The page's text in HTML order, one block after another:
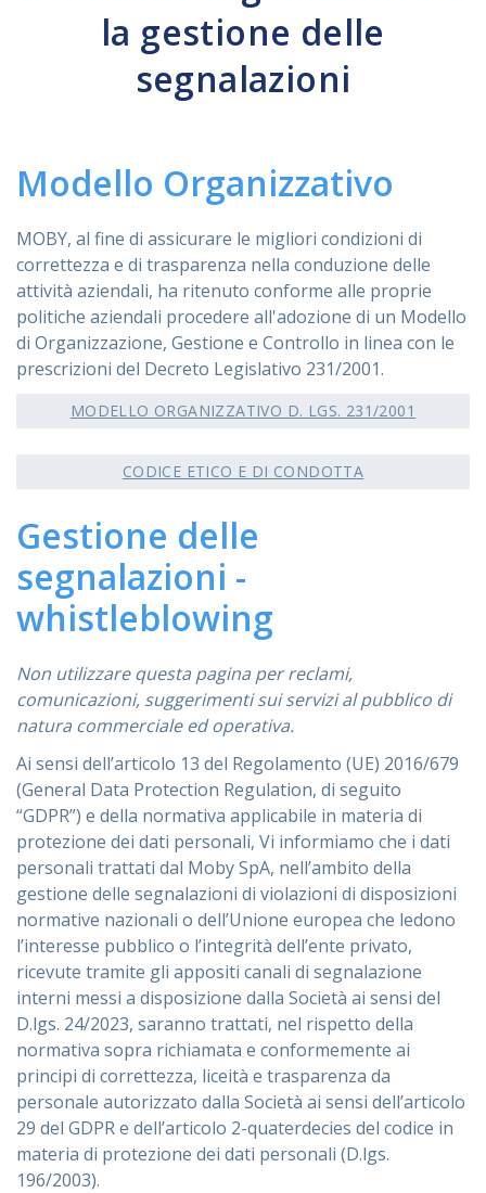
ASSISTENZA
Assistenza02 76028132
la gestione delle
segnalazioni
Modello Organizzativo
MOBY, al fine di assicurare le migliori condizioni di
correttezza e di trasparenza nella conduzione delle
attività aziendali, ha ritenuto conforme alle proprie
politiche aziendali procedere all'adozione di un Modello
di Organizzazione, Gestione e Controllo in linea con le
prescrizioni del Decreto Legislativo 231/2001.
MODELLO ORGANIZZATIVO D. LGS. 231/2001
CODICE ETICO E DI CONDOTTA
Gestione delle
segnalazioni -
whistleblowing
Non utilizzare questa pagina per reclami,
comunicazioni, suggerimenti sui servizi al pubblico di
natura commerciale ed operativa.
Ai sensi dell’articolo 13 del Regolamento (UE) 2016/679
(General Data Protection Regulation, di seguito
“GDPR”) e della normativa applicabile in materia di
protezione dei dati personali, Vi informiamo che i dati
personali trattati dal Moby SpA, nell’ambito della
gestione delle segnalazioni di violazioni di disposizioni
normative nazionali o dell’Unione europea che ledono
l’interesse pubblico o l’integrità dell’ente privato,
ricevute tramite gli appositi canali di segnalazione
interni messi a disposizione dalla Società ai sensi del
D.lgs. 24/2023, saranno trattati, nel rispetto della
normativa sopra richiamata e conformemente ai
principi di correttezza, liceità e trasparenza da
personale autorizzato dalla Società ai sensi dell’articolo
29 del GDPR e dell’articolo 2-quaterdecies del codice in
materia di protezione dei dati personali (D.lgs.
196/2003).